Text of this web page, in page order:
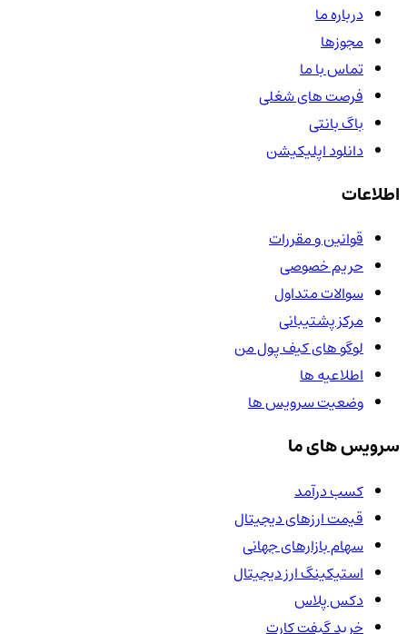
درباره ما
مجوزها
تماس با ما
فرصت های شغلی
باگ بانتی
دانلود اپلیکیشن
اطلاعات
قوانین و مقررات
حریم خصوصی
سوالات متداول
مرکز پشتیبانی
لوگو های کیف پول من
اطلاعیه ها
وضعیت سرویس ها
سرویس های ما
کسب درآمد
قیمت ارزهای دیجیتال
سهام بازارهای جهانی
استیکینگ ارز دیجیتال
دکس پلاس
خرید گیفت کارت